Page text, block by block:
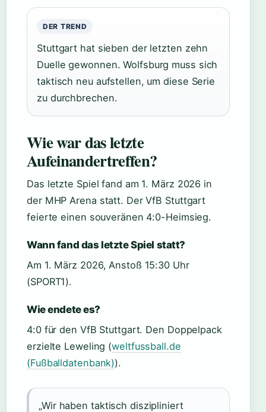
DER TREND
Stuttgart hat sieben der letzten zehn
Duelle gewonnen. Wolfsburg muss sich
taktisch neu aufstellen, um diese Serie
zu durchbrechen.
Wie war das letzte
Aufeinandertreffen?
Das letzte Spiel fand am 1. März 2026 in
der MHP Arena statt. Der VfB Stuttgart
feierte einen souveränen 4:0-Heimsieg.
Wann fand das letzte Spiel statt?
Am 1. März 2026, Anstoß 15:30 Uhr
(SPORT1).
Wie endete es?
4:0 für den VfB Stuttgart. Den Doppelpack
erzielte Leweling (weltfussball.de
(Fußballdatenbank)).
„Wir haben taktisch diszipliniert